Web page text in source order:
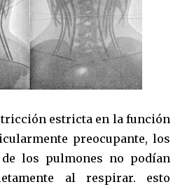
estricta en la función
preocupante, los
los pulmones no podían
al respirar. esto